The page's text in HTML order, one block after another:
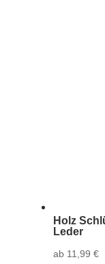
Holz
Leder
ab 11,99 €